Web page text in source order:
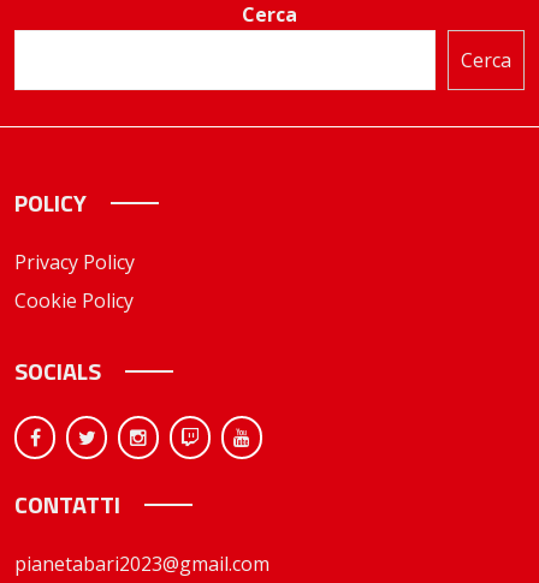
Cerca
Cerca
POLICY
Privacy Policy
Cookie Policy
SOCIALS
CONTATTI
pianetabari2023@gmail.com